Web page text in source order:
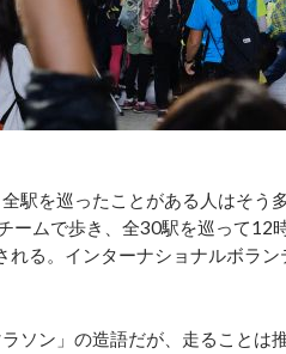
駅を巡ったことがある人はそう
ームで歩き、全30駅を巡って12
れる。インターナショナルボラ
ソン」の造語だが、走ることは